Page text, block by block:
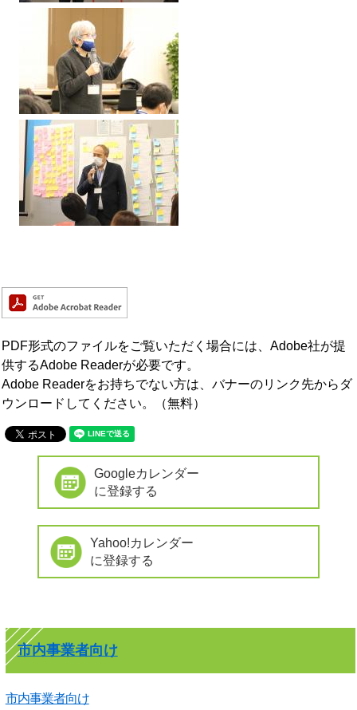
PDF形式のファイルをご覧いただく場合には、Adobe社が提
供するAdobe Readerが必要です。
Adobe Readerをお持ちでない方は、バナーのリンク先からダ
ウンロードしてください。（無料）
Googleカレンダー
に登録する
Yahoo!カレンダー
に登録する
市内事業者向け
市内事業者向け